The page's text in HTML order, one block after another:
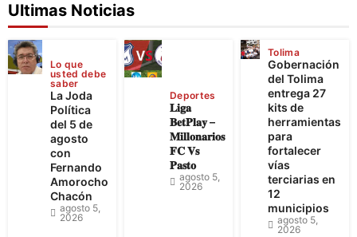
Ultimas Noticias
Lo que
usted debe
saber
La Joda
Política
del 5 de
agosto
con
Fernando
Amorocho
Chacón
agosto 5,
2026
Deportes
𝐋𝐢𝐠𝐚
𝐁𝐞𝐭𝐏𝐥𝐚𝐲 –
𝐌𝐢𝐥𝐥𝐨𝐧𝐚𝐫𝐢𝐨𝐬
𝐅𝐂 𝐕𝐬
𝐏𝐚𝐬𝐭𝐨
agosto 5,
2026
Tolima
Gobernación
del Tolima
entrega 27
kits de
herramientas
para
fortalecer
vías
terciarias en
12
municipios
agosto 5,
2026